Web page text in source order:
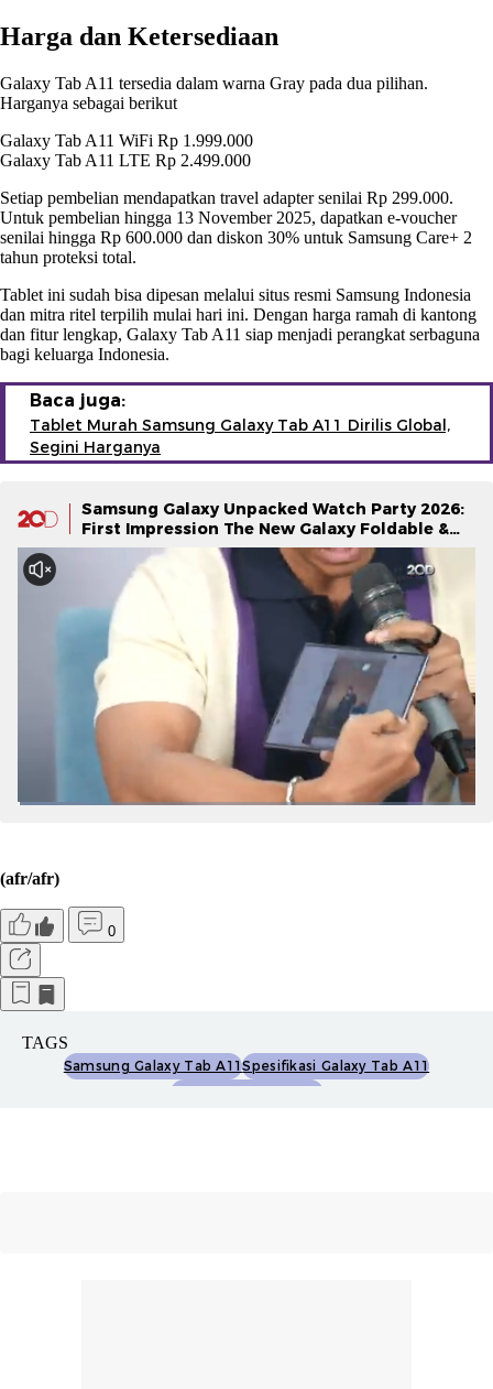
Harga dan Ketersediaan
Galaxy Tab A11 tersedia dalam warna Gray pada dua pilihan.
Harganya sebagai berikut
Galaxy Tab A11 WiFi Rp 1.999.000
Galaxy Tab A11 LTE Rp 2.499.000
Setiap pembelian mendapatkan travel adapter senilai Rp 299.000.
Untuk pembelian hingga 13 November 2025, dapatkan e-voucher
senilai hingga Rp 600.000 dan diskon 30% untuk Samsung Care+ 2
tahun proteksi total.
Tablet ini sudah bisa dipesan melalui situs resmi Samsung Indonesia
dan mitra ritel terpilih mulai hari ini. Dengan harga ramah di kantong
dan fitur lengkap, Galaxy Tab A11 siap menjadi perangkat serbaguna
bagi keluarga Indonesia.
Baca juga:
Tablet Murah Samsung Galaxy Tab A11 Dirilis Global,
Segini Harganya
Samsung Galaxy Unpacked Watch Party 2026:
First Impression The New Galaxy Foldable &
Galaxy Watch Series
(afr/afr)
0
TAGS
Samsung Galaxy Tab A11Spesifikasi Galaxy Tab A11
Harga Galaxy Tab A11